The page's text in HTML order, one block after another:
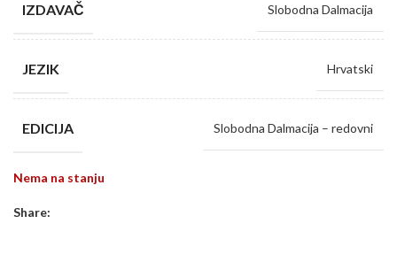
IZDAVAČ Slobodna Dalmacija
JEZIK Hrvatski
EDICIJA Slobodna Dalmacija – redovni
Nema na stanju
Share: